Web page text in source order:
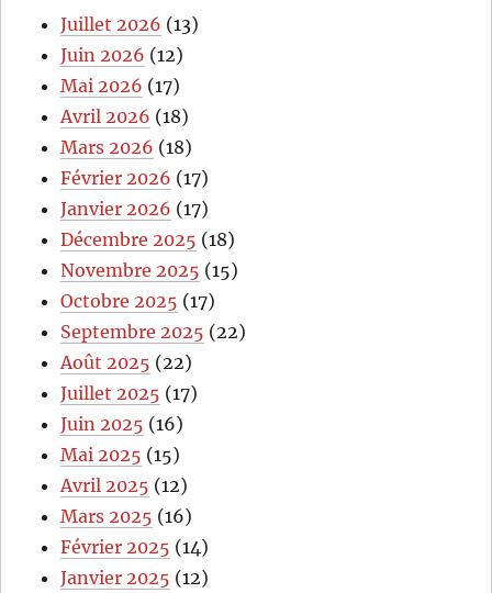
Juillet 2026 (13)
Juin 2026 (12)
Mai 2026 (17)
Avril 2026 (18)
Mars 2026 (18)
Février 2026 (17)
Janvier 2026 (17)
Décembre 2025 (18)
Novembre 2025 (15)
Octobre 2025 (17)
Septembre 2025 (22)
Août 2025 (22)
Juillet 2025 (17)
Juin 2025 (16)
Mai 2025 (15)
Avril 2025 (12)
Mars 2025 (16)
Février 2025 (14)
Janvier 2025 (12)